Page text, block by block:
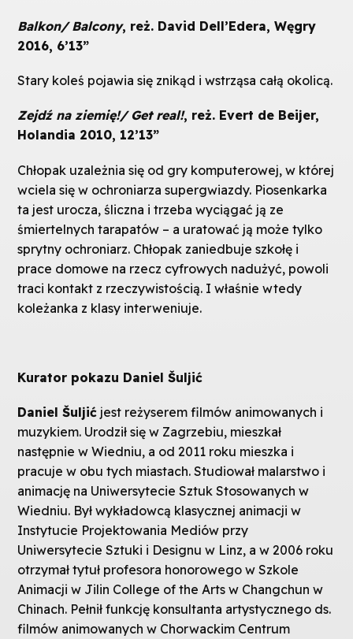
Balkon/ Balcony, reż. David Dell’Edera, Węgry
2016, 6’13”
Stary koleś pojawia się znikąd i wstrząsa całą okolicą.
Zejdź na ziemię!/ Get real!, reż. Evert de Beijer,
Holandia 2010, 12’13”
Chłopak uzależnia się od gry komputerowej, w której
wciela się w ochroniarza supergwiazdy. Piosenkarka
ta jest urocza, śliczna i trzeba wyciągać ją ze
śmiertelnych tarapatów – a uratować ją może tylko
sprytny ochroniarz. Chłopak zaniedbuje szkołę i
prace domowe na rzecz cyfrowych nadużyć, powoli
traci kontakt z rzeczywistością. I właśnie wtedy
koleżanka z klasy interweniuje.
Kurator pokazu Daniel Šuljić
Daniel Šuljić jest reżyserem filmów animowanych i
muzykiem. Urodził się w Zagrzebiu, mieszkał
następnie w Wiedniu, a od 2011 roku mieszka i
pracuje w obu tych miastach. Studiował malarstwo i
animację na Uniwersytecie Sztuk Stosowanych w
Wiedniu. Był wykładowcą klasycznej animacji w
Instytucie Projektowania Mediów przy
Uniwersytecie Sztuki i Designu w Linz, a w 2006 roku
otrzymał tytuł profesora honorowego w Szkole
Animacji w Jilin College of the Arts w Changchun w
Chinach. Pełnił funkcję konsultanta artystycznego ds.
filmów animowanych w Chorwackim Centrum